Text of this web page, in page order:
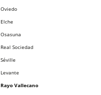
Oviedo
Elche
Osasuna
Real Sociedad
Séville
Levante
Rayo Vallecano